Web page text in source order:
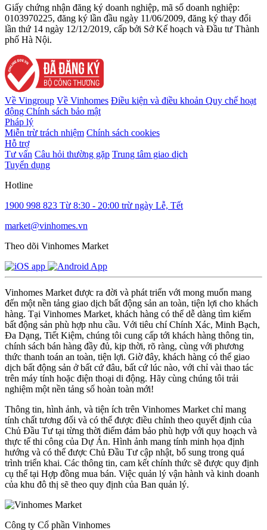
Giấy chứng nhận đăng ký doanh nghiệp, mã số doanh nghiệp:
0103970225, đăng ký lần đầu ngày 11/06/2009, đăng ký thay đổi
lần thứ 14 ngày 12/12/2019, cấp bởi Sở Kế hoạch và Đầu tư Thành
phố Hà Nội.
Về Vingroup Về Vinhomes Điều kiện và điều khoản Quy chế hoạt
động Chính sách bảo mật
Pháp lý
Miễn trừ trách nhiệm Chính sách cookies
Hỗ trợ
Tư vấn Câu hỏi thường gặp Trung tâm giao dịch
Tuyển dụng
Hotline
1900 998 823 Từ 8:30 - 20:00 trừ ngày Lễ, Tết
market@vinhomes.vn
Theo dõi Vinhomes Market
Vinhomes Market được ra đời và phát triển với mong muốn mang
đến một nền tảng giao dịch bất động sản an toàn, tiện lợi cho khách
hàng. Tại Vinhomes Market, khách hàng có thể dễ dàng tìm kiếm
bất động sản phù hợp nhu cầu. Với tiêu chí Chính Xác, Minh Bạch,
Đa Dạng, Tiết Kiệm, chúng tôi cung cấp tới khách hàng thông tin,
chính sách bán hàng đầy đủ, kịp thời, rõ ràng, cùng với phương
thức thanh toán an toàn, tiện lợi. Giờ đây, khách hàng có thể giao
dịch bất động sản ở bất cứ đâu, bất cứ lúc nào, với chỉ vài thao tác
trên máy tính hoặc điện thoại di động. Hãy cùng chúng tôi trải
nghiệm một nền tảng số hoàn toàn mới!
Thông tin, hình ảnh, và tiện ích trên Vinhomes Market chỉ mang
tính chất tương đối và có thể được điều chỉnh theo quyết định của
Chủ Đầu Tư tại từng thời điểm đảm bảo phù hợp với quy hoạch và
thực tế thi công của Dự Án. Hình ảnh mang tính minh họa định
hướng và có thể được Chủ Đầu Tư cập nhật, bổ sung trong quá
trình triển khai. Các thông tin, cam kết chính thức sẽ được quy định
cụ thể tại Hợp đồng mua bán. Việc quản lý vận hành và kinh doanh
của khu đô thị sẽ theo quy định của Ban quản lý.
Công ty Cổ phần Vinhomes